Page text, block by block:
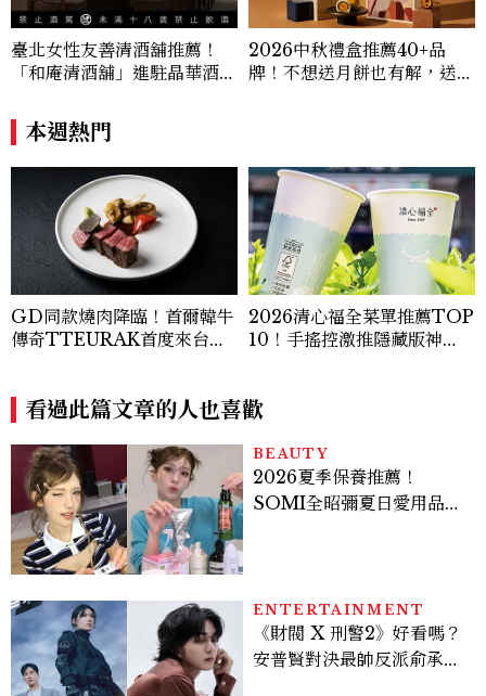
臺北女性友善清酒舖推薦！
「和庵清酒舖」進駐晶華酒
180元起輕鬆微醺
2026中秋禮盒推薦40+品
牌！不想送月餅也有解，送長
本週熱門
GD同款燒肉降臨！首爾韓牛
傳奇TTEURAK首度來台，
2026清心福全菜單推薦TOP
10！手搖控激推隱藏版神
看過此篇文章的人也喜歡
BEAUTY
2026夏季保養推薦！
SOMI全昭彌夏日愛用品公
ENTERTAINMENT
《財閥 X 刑警2》好看嗎？
安普賢對決最帥反派俞承